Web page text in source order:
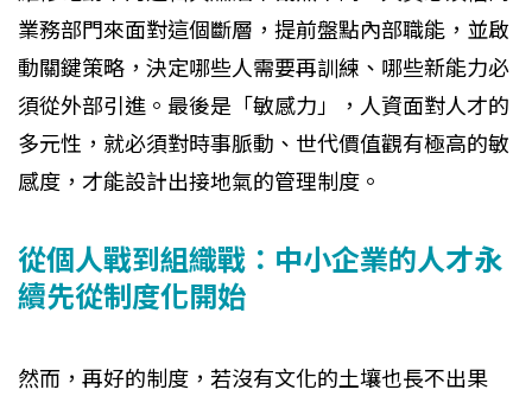
業務部門來面對這個斷層，提前盤點內部職能，並啟
動關鍵策略，決定哪些人需要再訓練、哪些新能力必
須從外部引進。最後是「敏感力」，人資面對人才的
多元性，就必須對時事脈動、世代價值觀有極高的敏
感度，才能設計出接地氣的管理制度。
從個人戰到組織戰：中小企業的人才永
續先從制度化開始
然而，再好的制度，若沒有文化的土壤也長不出果